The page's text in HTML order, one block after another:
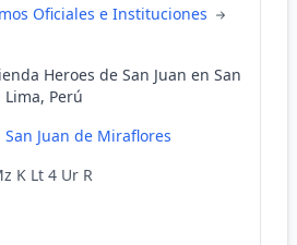
Oficiales e Instituciones
Heroes de San Juan en San
Perú
San Juan de Miraflores
K Lt 4 Ur R